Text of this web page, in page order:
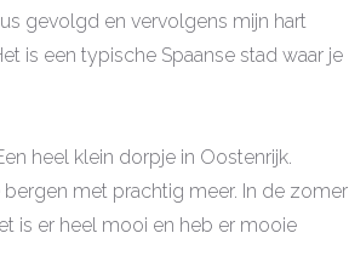
gevolgd en vervolgens mijn hart
is een typische Spaanse stad waar je
heel klein dorpje in Oostenrijk.
met prachtig meer. In de zomer
is er heel mooi en heb er mooie